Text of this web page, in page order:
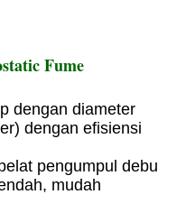
Fume
dengan diameter
dengan efisiensi
pengumpul debu
mudah